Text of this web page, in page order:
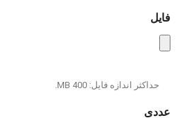
فایل
حداکثر اندازه فایل: 400 MB.
عددی